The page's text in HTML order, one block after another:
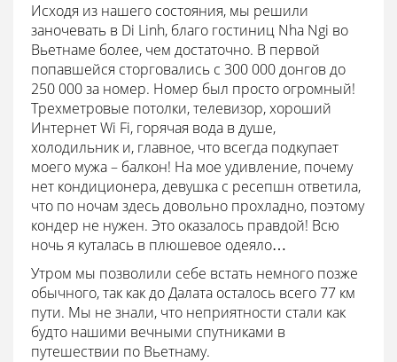
Исходя из нашего состояния, мы решили
заночевать в Di Linh, благо гостиниц Nha Ngi во
Вьетнаме более, чем достаточно. В первой
попавшейся сторговались с 300 000 донгов до
250 000 за номер. Номер был просто огромный!
Трехметровые потолки, телевизор, хороший
Интернет Wi Fi, горячая вода в душе,
холодильник и, главное, что всегда подкупает
моего мужа – балкон! На мое удивление, почему
нет кондиционера, девушка с ресепшн ответила,
что по ночам здесь довольно прохладно, поэтому
кондер не нужен. Это оказалось правдой! Всю
ночь я куталась в плюшевое одеяло…
Утром мы позволили себе встать немного позже
обычного, так как до Далата осталось всего 77 км
пути. Мы не знали, что неприятности стали как
будто нашими вечными спутниками в
путешествии по Вьетнаму.